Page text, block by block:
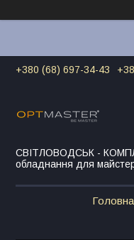
+380 (68) 697-34-43
СВІТЛОВОДСЬК -
обладнання для
Головна